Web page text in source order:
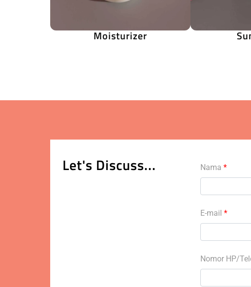
Moisturizer
Let's Discuss... Nama*
E-mail*
Nomor HP/